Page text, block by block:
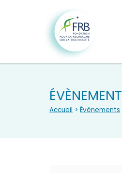
ÉVÈNEMENT
Accueil > Évènements